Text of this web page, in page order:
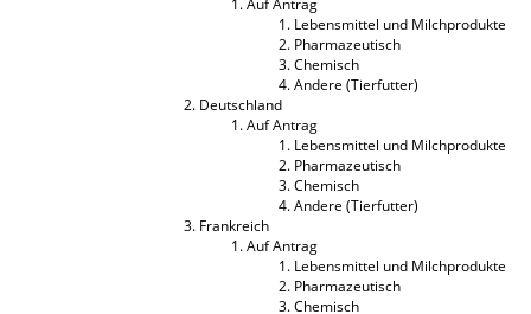
Lebensmittel und Milchprodukte
Pharmazeutisch
Chemisch
Andere (Tierfutter)
Deutschland
Auf Antrag
Lebensmittel und Milchprodukte
Pharmazeutisch
Chemisch
Andere (Tierfutter)
Frankreich
Auf Antrag
Lebensmittel und Milchprodukte
Pharmazeutisch
Chemisch